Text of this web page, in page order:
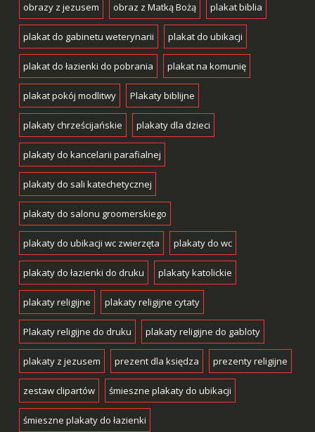
obrazy z jezusem obraz z Matką Bożą plakat biblia
plakat do gabinetu weterynarii plakat do ubikacji
plakat do łazienki do pobrania plakat na komunię
plakat pokój modlitwy Plakaty biblijne
plakaty chrześcijańskie plakaty dla dzieci
plakaty do kancelarii parafialnej
plakaty do sali katechetycznej
plakaty do salonu groomerskiego
plakaty do ubikacji wc zwierzęta plakaty do wc
plakaty do łazienki do druku plakaty katolickie
plakaty religijne plakaty religijne cytaty
Plakaty religijne do druku plakaty religijne do gabloty
plakaty z jezusem prezent dla księdza prezenty religijne
zestaw clipartów śmieszne plakaty do ubikacji
śmieszne plakaty do łazienki